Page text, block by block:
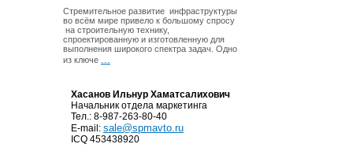
Стремительное развитие инфраструктуры
во всём мире привело к большому спросу
на строительную технику,
спроектированную и изготовленную для
выполнения широкого спектра задач. Одно
из ключе ...
Хасанов Ильнур Хаматсалихович
Начальник отдела маркетинга
Тел.: 8-987-263-80-40
E-mail: sale@spmavto.ru
ICQ 453438920